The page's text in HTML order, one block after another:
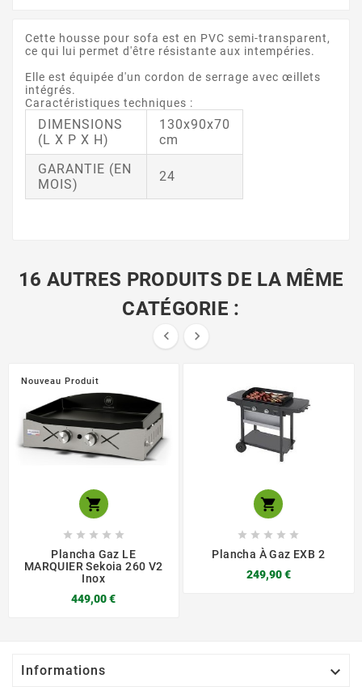
Cette housse pour sofa est en PVC semi-transparent,
ce qui lui permet d'être résistante aux intempéries.
Elle est équipée d'un cordon de serrage avec œillets
intégrés.
Caractéristiques techniques :
DIMENSIONS
(L X P X H)
130x90x70
cm
GARANTIE (EN
MOIS)
24
16 AUTRES PRODUITS DE LA MÊME
CATÉGORIE :
 
Nouveau Produit

    
Plancha Gaz LE
MARQUIER Sekoia 260 V2
Inox
449,00 €

    
Plancha À Gaz EXB 2
249,90 €
Informations 